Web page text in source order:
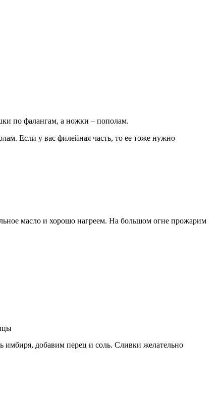
по фалангам, а ножки – пополам.
Если у вас филейная часть, то ее тоже нужно
масло и хорошо нагреем. На большом огне прожарим
имбиря, добавим перец и соль. Сливки желательно